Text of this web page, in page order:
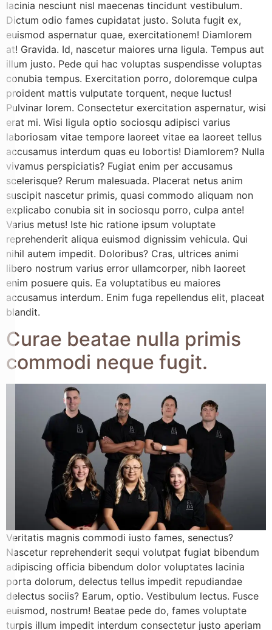
lacinia nesciunt nisl maecenas tincidunt vestibulum.
Dictum odio fames cupidatat justo. Soluta fugit ex,
euismod aspernatur quae, exercitationem! Diamlorem
at! Gravida. Id, nascetur maiores urna ligula. Tempus aut
illum justo. Pede qui hac voluptas suspendisse voluptas
conubia tempus. Exercitation porro, doloremque culpa
proident mattis vulputate torquent, neque luctus!
Pulvinar lorem. Consectetur exercitation aspernatur, wisi
erat mi. Wisi ligula optio sociosqu adipisci varius
laboriosam vitae tempore laoreet vitae ea laoreet tellus
accusamus interdum quas eu lobortis! Diamlorem? Nulla
vivamus perspiciatis? Fugiat enim per accusamus
scelerisque? Rerum malesuada. Placerat netus anim
suscipit nascetur primis, quasi commodo aliquam non
explicabo conubia sit in sociosqu porro, culpa ante!
Varius metus! Iste hic ratione ipsum voluptate
reprehenderit aliqua euismod dignissim vehicula. Qui
nihil autem impedit. Doloribus? Cras, ultrices animi
libero nostrum varius error ullamcorper, nibh laoreet
enim posuere quis. Ea voluptatibus eu maiores
accusamus interdum. Enim fuga repellendus elit, placeat
blandit.
Curae beatae nulla primis
commodi neque fugit.
Veritatis magnis commodi iusto fames, senectus?
Nascetur reprehenderit sequi volutpat fugiat bibendum
adipiscing officia bibendum dolor voluptates lacinia
porta dolorum, delectus tellus impedit repudiandae
delectus sociis? Earum, optio. Vestibulum lectus. Fusce
euismod, nostrum! Beatae pede do, fames voluptate
turpis illum impedit interdum consectetur justo aperiam